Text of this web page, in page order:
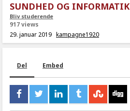
SUNDHED OG INFORMATIK
Bliv studerende
917 views
29. januar 2019 kampagne1920
Del Embed